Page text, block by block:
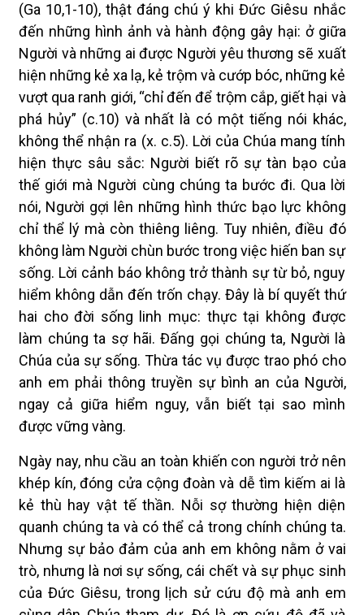
(Ga 10,1-10), thật đáng chú ý khi Đức Giêsu nhắc
đến những hình ảnh và hành động gây hại: ở giữa
Người và những ai được Người yêu thương sẽ xuất
hiện những kẻ xa lạ, kẻ trộm và cướp bóc, những kẻ
vượt qua ranh giới, “chỉ đến để trộm cắp, giết hại và
phá hủy” (c.10) và nhất là có một tiếng nói khác,
không thể nhận ra (x. c.5). Lời của Chúa mang tính
hiện thực sâu sắc: Người biết rõ sự tàn bạo của
thế giới mà Người cùng chúng ta bước đi. Qua lời
nói, Người gợi lên những hình thức bạo lực không
chỉ thể lý mà còn thiêng liêng. Tuy nhiên, điều đó
không làm Người chùn bước trong việc hiến ban sự
sống. Lời cảnh báo không trở thành sự từ bỏ, nguy
hiểm không dẫn đến trốn chạy. Đây là bí quyết thứ
hai cho đời sống linh mục: thực tại không được
làm chúng ta sợ hãi. Đấng gọi chúng ta, Người là
Chúa của sự sống. Thừa tác vụ được trao phó cho
anh em phải thông truyền sự bình an của Người,
ngay cả giữa hiểm nguy, vẫn biết tại sao mình
được vững vàng.
Ngày nay, nhu cầu an toàn khiến con người trở nên
khép kín, đóng cửa cộng đoàn và dễ tìm kiếm ai là
kẻ thù hay vật tế thần. Nỗi sợ thường hiện diện
quanh chúng ta và có thể cả trong chính chúng ta.
Nhưng sự bảo đảm của anh em không nằm ở vai
trò, nhưng là nơi sự sống, cái chết và sự phục sinh
của Đức Giêsu, trong lịch sử cứu độ mà anh em